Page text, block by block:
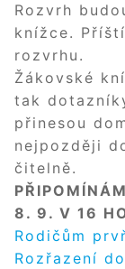
Rozvrh
knížce.
rozvrhu.
Žákovské
tak
přinesou
nejpozději
čitelně.
8. 9. V 16
Rodičům
Rozřazení